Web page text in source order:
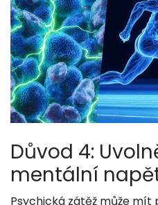
Důvod 4:
mentální
Psychická zátěž může